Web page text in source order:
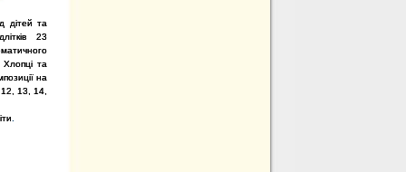
дітей та
23
та
на
13, 14,